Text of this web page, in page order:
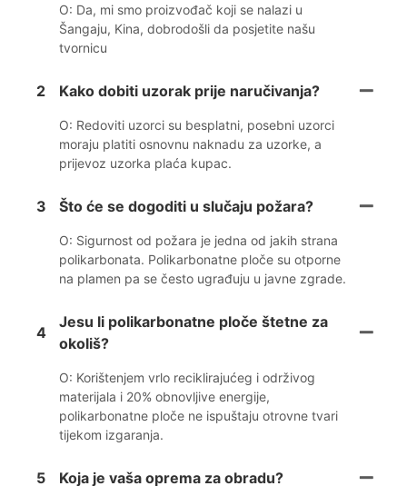
O: Da, mi smo proizvođač koji se nalazi u
Šangaju, Kina, dobrodošli da posjetite našu
tvornicu
2 Kako dobiti uzorak prije naručivanja?
O: Redoviti uzorci su besplatni, posebni uzorci
moraju platiti osnovnu naknadu za uzorke, a
prijevoz uzorka plaća kupac.
3 Što će se dogoditi u slučaju požara?
O: Sigurnost od požara je jedna od jakih strana
polikarbonata. Polikarbonatne ploče su otporne
na plamen pa se često ugrađuju u javne zgrade.
4
Jesu li polikarbonatne ploče štetne za
okoliš?
O: Korištenjem vrlo reciklirajućeg i održivog
materijala i 20% obnovljive energije,
polikarbonatne ploče ne ispuštaju otrovne tvari
tijekom izgaranja.
5 Koja je vaša oprema za obradu?